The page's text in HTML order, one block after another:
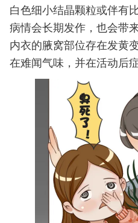
白色细小结晶颗粒或伴有
病情会长期发作，也会带
内衣的腋窝部位存在发黄
在难闻气味，并在活动后